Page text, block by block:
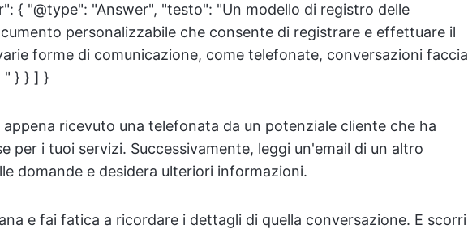
{ "@type": "Answer", "testo": "Un modello di registro delle
personalizzabile che consente di registrare e effettuare il
forme di comunicazione, come telefonate, conversazioni faccia
" } } ] }
appena ricevuto una telefonata da un potenziale cliente che ha
per i tuoi servizi. Successivamente, leggi un'email di un altro
domande e desidera ulteriori informazioni.
e fai fatica a ricordare i dettagli di quella conversazione. E scorri